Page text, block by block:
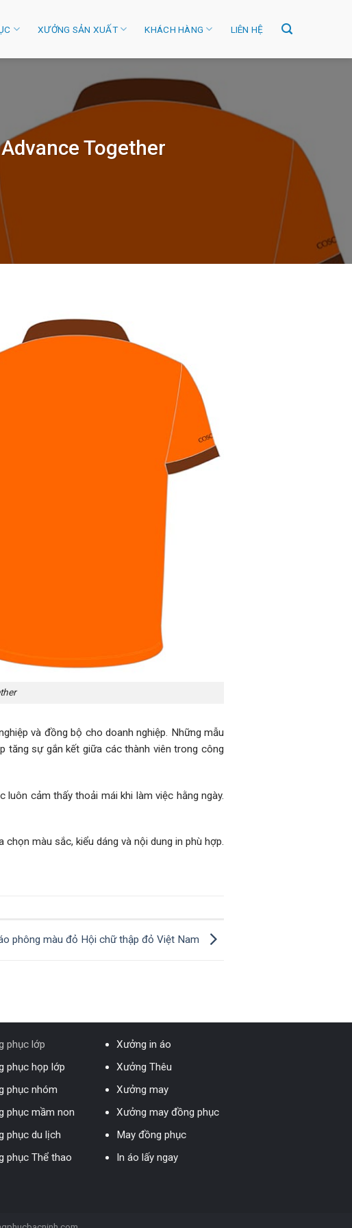
XƯỞNG SẢN XUẤT KHÁCH HÀNG LIÊN HỆ
Together
và đồng bộ cho doanh nghiệp. Những mẫu
tăng sự gắn kết giữa các thành viên trong công
cảm thấy thoải mái khi làm việc hằng ngày.
màu sắc, kiểu dáng và nội dung in phù hợp.
phông màu đỏ Hội chữ thập đỏ Việt Nam
phục lớp
phục họp lớp
phục nhóm
phục mầm non
phục du lịch
phục Thể thao
Xưởng in áo
Xưởng Thêu
Xưởng may
Xưởng may đồng phục
May đồng phục
In áo lấy ngay